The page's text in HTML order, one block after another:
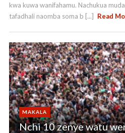
kwa kuwa wanifahamu. Nachukua
tafadhali naomba soma b [...]
Read
MAKALA
Nchi 10 zenye watu